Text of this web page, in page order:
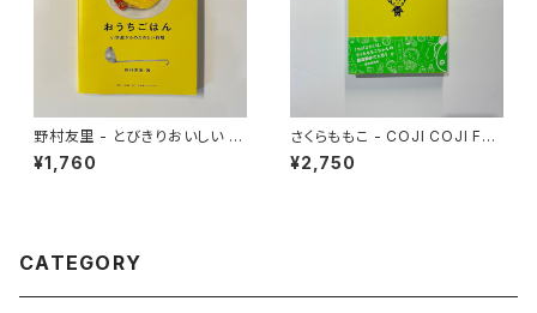
野村友里 - とびきりおいしい お
うちごはん
¥1,760
さくらももこ - COJI COJI FAN
BOOK コジコジのすべて
¥2,750
CATEGORY